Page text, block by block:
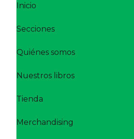
Inicio
Secciones
Quiénes somos
Nuestros libros
Tienda
Merchandising